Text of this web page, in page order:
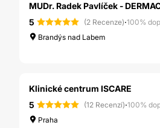
MUDr. Radek Pavlíček -
5
(2 Recenze)·100%
Brandýs nad Labem
Klinické centrum ISCARE
5
(12 Recenzí)·100%
Praha